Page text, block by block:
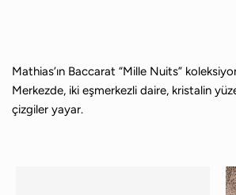
Mathias’ın Baccarat “Mille Nuits”
Merkezde, iki eşmerkezli daire, kristalin
çizgiler yayar.